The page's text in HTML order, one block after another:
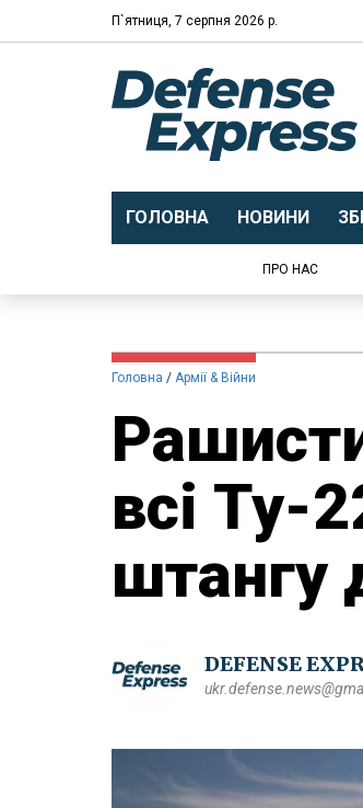
П`ятниця, 7 серпня 2026 р.
ГОЛОВНА НОВИНИ
ПРО НАС
Головна Армії & Війни
всі Ту-
штангу
DEFENSE